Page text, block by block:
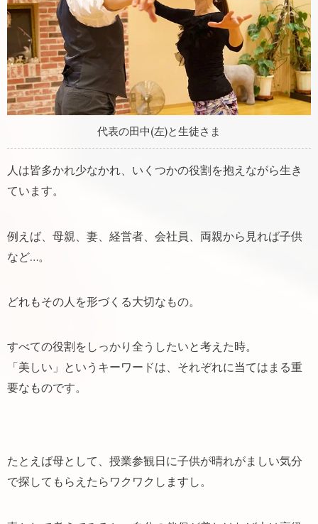
代表の田中(左)と生徒さま
人は皆多かれ少なかれ、いくつかの役割を抱えながら生き
ています。
例えば、母親、妻、経営者、会社員、両親から見れば子供
など…。
どれもその人を形づくる大切なもの。
すべての役割をしっかり全うしたいと考えた時。
「美しい」というキーワードは、それぞれに当てはまる重
要なものです。
たとえば母として、授業参観日に子供が晴れがましい気分
で探してもらえたらワクワクしますし。